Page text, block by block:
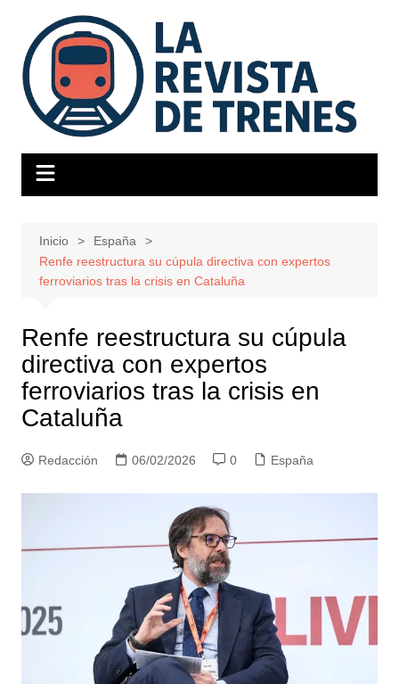
contenido
Inicio
España
Renfe reestructura su cúpula directiva con expertos
ferroviarios tras la crisis en Cataluña
Renfe reestructura su cúpula
directiva con expertos
ferroviarios tras la crisis en
Cataluña
Redacción 06/02/2026 0 España